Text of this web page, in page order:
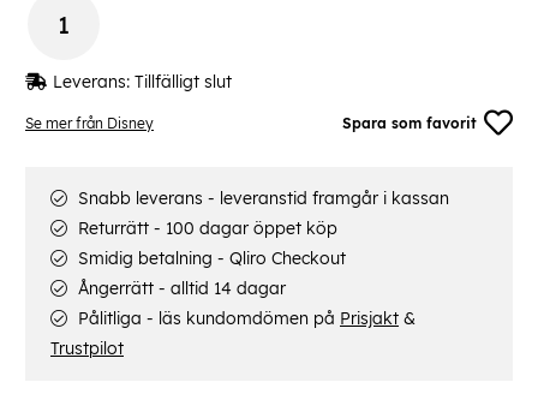
Se mer från Disney Spara som favorit
Leverans: Tillfälligt slut
Snabb leverans - leveranstid framgår i kassan
Returrätt - 100 dagar öppet köp
Smidig betalning - Qliro Checkout
Ångerrätt - alltid 14 dagar
Pålitliga - läs kundomdömen på Prisjakt &
Trustpilot